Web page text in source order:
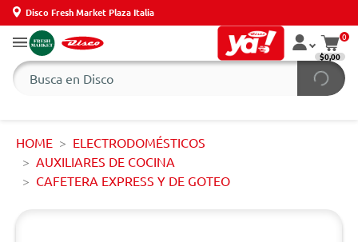
Disco Fresh Market Plaza Italia
0
$0,00
HOME
ELECTRODOMÉSTICOS
AUXILIARES DE COCINA
CAFETERA EXPRESS Y DE GOTEO